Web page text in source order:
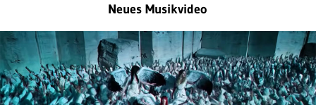
Neues Musikvideo